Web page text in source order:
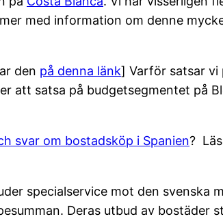
med information om denne
den på denna länk] Varför satsar vi
att satsa på budgetsegmentet på
svar om bostadsköp i Spanien?
specialservice mot den svenska
Deras utbud av bostäder